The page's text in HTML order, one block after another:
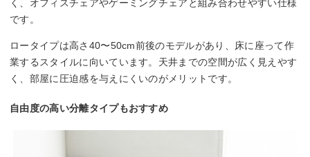
く、オフィスチェアやゲーミングチェアと組み合わせやすい仕様
です。
ロータイプは高さ40〜50cm前後のモデルがあり、床に座って作
業するスタイルに向いています。天井までの空間が広く見えやす
く、部屋に圧迫感を与えにくいのがメリットです。
自由度の高い分離タイプもおすすめ